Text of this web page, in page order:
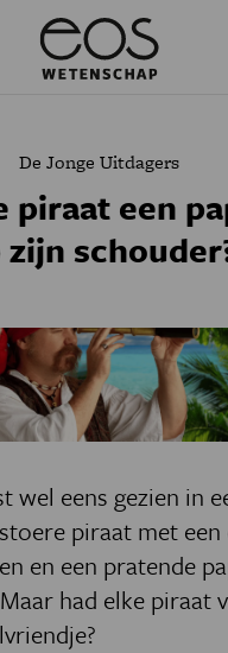
De Jonge Uitdagers
piraat een
zijn
wel eens gezien in
piraat met
en een pratende
had elke piraat